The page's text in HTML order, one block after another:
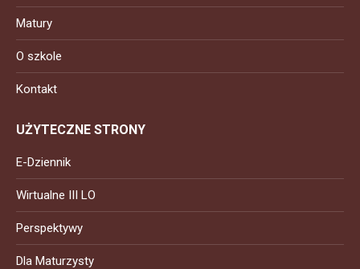
Matury
O szkole
Kontakt
UŻYTECZNE STRONY
E-Dziennik
Wirtualne III LO
Perspektywy
Dla Maturzysty